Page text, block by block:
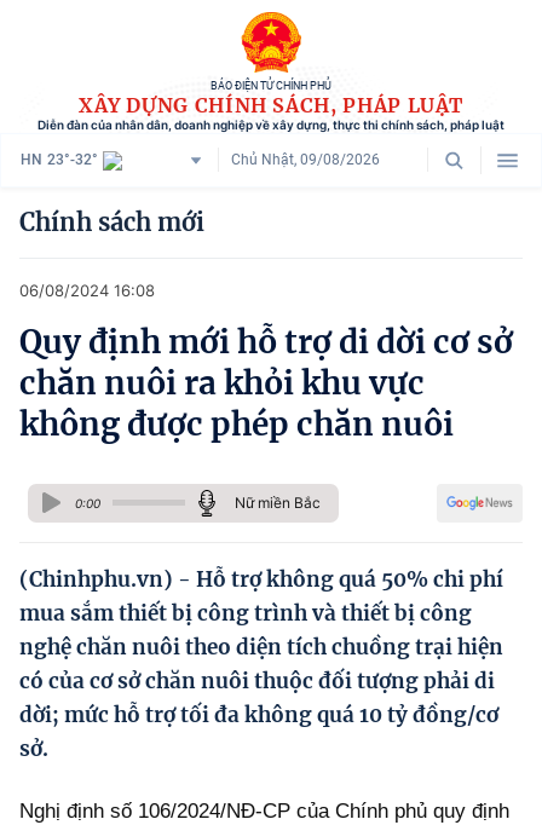
BÁO ĐIỆN TỬ CHÍNH PHỦ
XÂY DỰNG CHÍNH SÁCH, PHÁP LUẬT
Diễn đàn của nhân dân, doanh nghiệp về xây dựng, thực thi chính sách, pháp luật
HN 23°-32° Chủ Nhật, 09/08/2026
Danh mục
Tham vấn chính sách
Người dân góp ý
Chính sách và cuộc sống
Phát triển kinh tế tư nhân và doanh nghiệp dân tộc
Ocop và chuỗi giá trị Nông sản
Kinh tế tư nhân
Doanh nghiệp dân tộc
Khác
Chính sách mới
06/08/2024 16:08
Quy định mới hỗ trợ di dời cơ sở
chăn nuôi ra khỏi khu vực
không được phép chăn nuôi
0:00 Nữ miền Bắc
(Chinhphu.vn) - Hỗ trợ không quá 50% chi phí
mua sắm thiết bị công trình và thiết bị công
nghệ chăn nuôi theo diện tích chuồng trại hiện
có của cơ sở chăn nuôi thuộc đối tượng phải di
dời; mức hỗ trợ tối đa không quá 10 tỷ đồng/cơ
sở.
Nghị định số 106/2024/NĐ-CP của Chính phủ quy định